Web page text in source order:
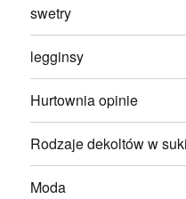
swetry
legginsy
Hurtownia opinie
Rodzaje dekoltów w
Moda